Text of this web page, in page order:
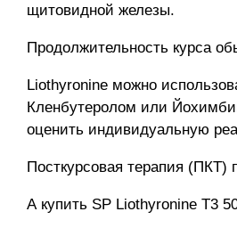
щитовидной железы.
Продолжительность курса
Liothyronine можно
Кленбутеролом или
оценить индивидуальную
Посткурсовая терапия (ПКТ)
А купить SP Liothyronine T3